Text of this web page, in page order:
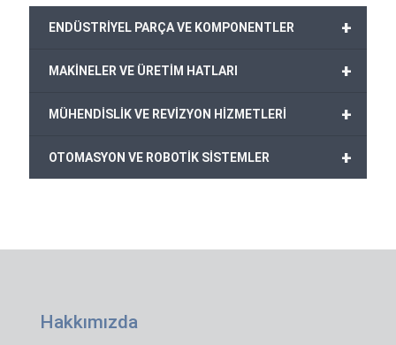
+
ENDÜSTRİYEL PARÇA VE KOMPONENTLER
+
MAKİNELER VE ÜRETİM HATLARI
+
MÜHENDİSLİK VE REVİZYON HİZMETLERİ
+
OTOMASYON VE ROBOTİK SİSTEMLER
Hakkımızda